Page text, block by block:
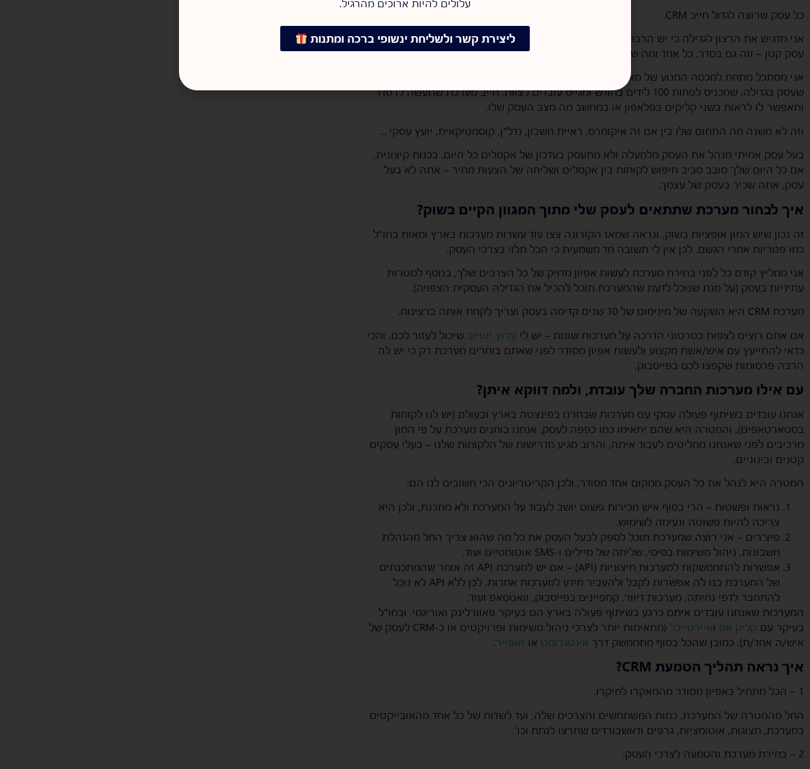
כל עסק שרוצה לגדול חייב CRM.
אני מדגיש את הרצון לגדילה כי יש הרבה פרילנסרים שאני פוגש שלא רוצים לגדול ומעדיפים להישאר
עסק קטן – וזה גם בסדר, כל אחד ומה שהוא רוצה.
אני מסתכל מתחת למכסה המנוע של מאות עסקים בשנה. וחד משמעית אני יכול להגיד בלב שלם
שעסק בגדילה, שמכניס לפחות 100 לידים בחודש ומגייס עובדים לצוות, חייב מערכת שתעשה לו סדר
ותאפשר לו לראות בשני קליקים בפלאפון או במחשב מה מצב העסק שלו.
וזה לא משנה מה התחום שלו בין אם זה איקומרס, ראיית חשבון, נדל"ן, קוסמטיקאית, יועץ עסקי …
בעל עסק אמיתי מנהל את העסק מלמעלה ולא מתעסק בעדכון של אקסלים כל היום. בכנות קיצונית,
אם כל היום שלך סובב סביב חיפוש לקוחות בין אקסלים ושליחה של הצעות מחיר – אתה לא בעל
עסק, אתה שכיר בעסק של עצמך.
איך לבחור מערכת שתתאים לעסק שלי מתוך המגוון הקיים בשוק?
זה נכון שיש המון אופציות בשוק, ונראה שמאז הקורונה צצו עוד עשרות מערכות בארץ ומאות בחו"ל
כמו פטריות אחרי הגשם. לכן אין לי תשובה חד משמעית כי הכל תלוי בצרכי העסק.
אני ממליץ קודם כל לפני בחירת מערכת לעשות אפיון מדויק של כל הצרכים שלך, בנוסף למטרות
עתידיות בעסק (על מנת שנוכל לדעת שהמערכת תוכל להכיל את הגדילה העסקית הצפויה).
מערכת CRM היא השקעה של מינימום של 10 שנים קדימה בעסק וצריך לקחת אותה ברצינות.
אם אתם רוצים לצפות בסרטוני הדרכה על מערכות שונות – יש לי ערוץ יוטיוב שיכול לעזור לכם. והכי
כדאי להתייעץ עם איש/אשת מקצוע ולעשות אפיון מסודר לפני שאתם בוחרים מערכת רק כי יש לה
הרבה פרסומות שקפצו לכם בפייסבוק.
עם אילו מערכות החברה שלך עובדת, ולמה דווקא איתן?
אנחנו עובדים בשיתוף פעולה עסקי עם מערכות שבחרנו בפינצטה בארץ ובעולם (יש לנו לקוחות
בסטארטאפים), והמטרה היא שהם יתאימו כמו כפפה לעסק. אנחנו בוחנים מערכת על פי המון
מרכיבים לפני שאנחנו מחליטים לעבוד איתה, והרוב מגיע מדרישות של הלקוחות שלנו – בעלי עסקים
קטנים ובינוניים.
המטרה היא לנהל את כל העסק ממקום אחד מסודר, ולכן הקריטריונים הכי חשובים לנו הם:
נראות ופשטות – הרי בסוף איש מכירות פשוט יושב לעבוד על המערכת ולא מתכנת, ולכן היא
צריכה להיות פשוטה ונעימה לשימוש.
פיצ'רים – אני רוצה שמערכת תוכל לספק לבעל העסק את כל מה שהוא צריך החל מהנהלת
חשבונות, ניהול משימות בסיסי, שליחה של מיילים ו-SMS אוטומטיים ועוד.
אפשרות להתממשקות למערכות חיצוניות (API) – אם יש למערכת API זה אומר שהמתכנתים
של המערכת בנו לה אפשרות לקבל ולהעביר מידע למערכות אחרות. לכן ללא API לא נוכל
להתחבר לדפי נחיתה, מערכות דיוור, קמפיינים בפייסבוק, וואטסאפ ועוד.
המערכות שאנחנו עובדים איתם כרגע בשיתוף פעולה בארץ הם בעיקר פאוורלינק ואוריגמי, ובחו"ל
בעיקר עם קליק אפ ואיירטייבל
(מתאימות יותר לצרכי ניהול משימות ופרויקטים או כ-CRM לעסק של
איש/ה אחד/ת). כמובן שהכל בסוף מתממשק דרך אינטגרומט או זאפייר.
איך נראה תהליך הטמעת CRM?
1 – הכל מתחיל באפיון מסודר מהמאקרו למיקרו.
החל מהמטרה של המערכת, כמות המשתמשים והצרכים שלה, ועד לשדות של כל אחד מהאובייקטים
במערכת, תצוגות, אוטומציות, גרפים ודאשבורדים שתרצו לנתח וכו'.
2 – בחירת מערכת והטמעה לצרכי העסק.
עלולים להיות ארוכים מהרגיל.
ליצירת קשר ולשליחת ינשופי ברכה ומתנות